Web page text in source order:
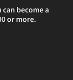
become a
or more.